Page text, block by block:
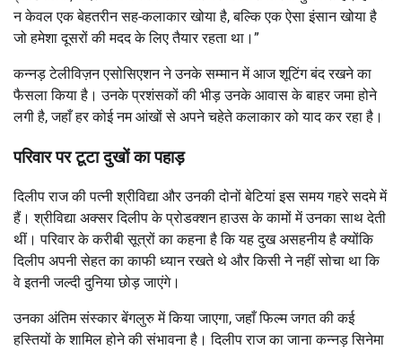
न केवल एक बेहतरीन सह-कलाकार खोया है, बल्कि एक ऐसा इंसान खोया है
जो हमेशा दूसरों की मदद के लिए तैयार रहता था।”
कन्नड़ टेलीविज़न एसोसिएशन ने उनके सम्मान में आज शूटिंग बंद रखने का
फैसला किया है। उनके प्रशंसकों की भीड़ उनके आवास के बाहर जमा होने
लगी है, जहाँ हर कोई नम आंखों से अपने चहेते कलाकार को याद कर रहा है।
परिवार पर टूटा दुखों का पहाड़
दिलीप राज की पत्नी श्रीविद्या और उनकी दोनों बेटियां इस समय गहरे सदमे में
हैं। श्रीविद्या अक्सर दिलीप के प्रोडक्शन हाउस के कामों में उनका साथ देती
थीं। परिवार के करीबी सूत्रों का कहना है कि यह दुख असहनीय है क्योंकि
दिलीप अपनी सेहत का काफी ध्यान रखते थे और किसी ने नहीं सोचा था कि
वे इतनी जल्दी दुनिया छोड़ जाएंगे।
उनका अंतिम संस्कार बेंगलुरु में किया जाएगा, जहाँ फिल्म जगत की कई
हस्तियों के शामिल होने की संभावना है। दिलीप राज का जाना कन्नड़ सिनेमा